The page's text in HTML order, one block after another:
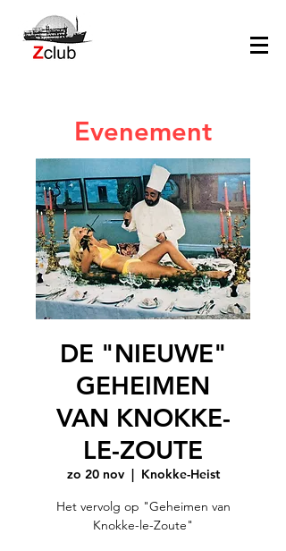
Evenement
DE "NIEUWE"
GEHEIMEN
VAN KNOKKE-
LE-ZOUTE
zo 20 nov
  |
Knokke-Heist
Het vervolg op "Geheimen van
Knokke-le-Zoute"